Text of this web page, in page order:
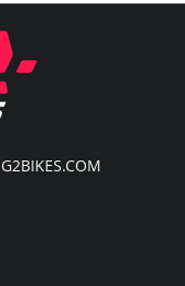
G2BIKES.COM